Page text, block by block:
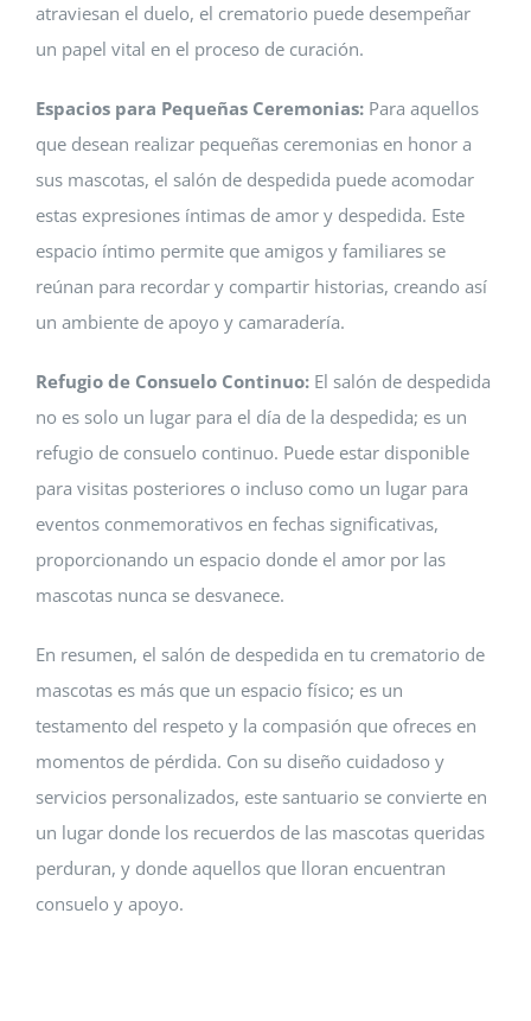
atraviesan el duelo, el crematorio puede desempeñar
un papel vital en el proceso de curación.
Espacios para Pequeñas Ceremonias:Para aquellos
que desean realizar pequeñas ceremonias en honor a
sus mascotas, el salón de despedida puede acomodar
estas expresiones íntimas de amor y despedida. Este
espacio íntimo permite que amigos y familiares se
reúnan para recordar y compartir historias, creando así
un ambiente de apoyo y camaradería.
Refugio de Consuelo Continuo:El salón de despedida
no es solo un lugar para el día de la despedida; es un
refugio de consuelo continuo. Puede estar disponible
para visitas posteriores o incluso como un lugar para
eventos conmemorativos en fechas significativas,
proporcionando un espacio donde el amor por las
mascotas nunca se desvanece.
En resumen, el salón de despedida en tu crematorio de
mascotas es más que un espacio físico; es un
testamento del respeto y la compasión que ofreces en
momentos de pérdida. Con su diseño cuidadoso y
servicios personalizados, este santuario se convierte en
un lugar donde los recuerdos de las mascotas queridas
perduran, y donde aquellos que lloran encuentran
consuelo y apoyo.